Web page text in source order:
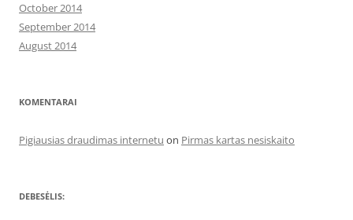
October 2014
September 2014
August 2014
KOMENTARAI
Pigiausias draudimas internetu on Pirmas kartas nesiskaito
DEBESĖLIS: